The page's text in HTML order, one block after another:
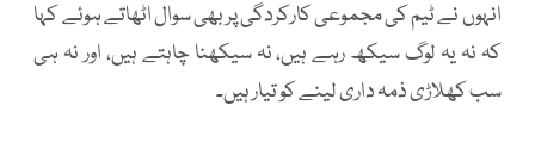
انہوں نے ٹیم کی مجموعی کارکردگی پر بھی سوال اٹھاتے ہوئے کہا
کہ نہ یہ لوگ سیکھ رہے ہیں، نہ سیکھنا چاہتے ہیں، اور نہ ہی
سب کھلاڑی ذمہ داری لینے کو تیار ہیں۔